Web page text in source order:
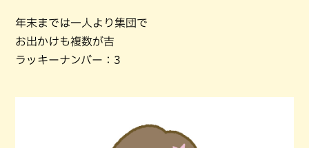
年末までは一人より集団で
お出かけも複数が吉
ラッキーナンバー：3